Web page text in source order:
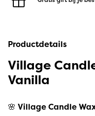
Productdetails
Village
Vanilla
🌸 Village Candle